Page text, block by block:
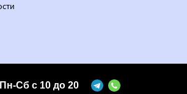
Сб с 10 до 20
Made on Bazium